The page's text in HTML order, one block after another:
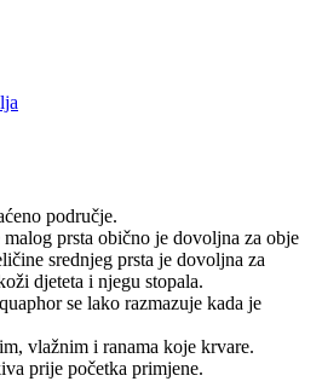
područje.
prsta obično je dovoljna za obje
srednjeg prsta je dovoljna za
djeteta i njegu stopala.
se lako razmazuje kada je
vlažnim i ranama koje krvare.
prije početka primjene.